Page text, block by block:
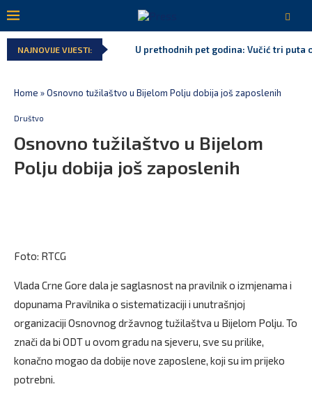
NAJNOVIJE VIJESTI: U prethodnih pet godina: Vučić tri puta
Home »Osnovno tužilaštvo u Bijelom Polju dobija još zaposlenih
Društvo
Osnovno tužilaštvo u Bijelom
Polju dobija još zaposlenih
Foto: RTCG
Vlada Crne Gore dala je saglasnost na pravilnik o izmjenama i
dopunama Pravilnika o sistematizaciji i unutrašnjoj
organizaciji Osnovnog državnog tužilaštva u Bijelom Polju. To
znači da bi ODT u ovom gradu na sjeveru, sve su prilike,
konačno mogao da dobije nove zaposlene, koji su im prijeko
potrebni.